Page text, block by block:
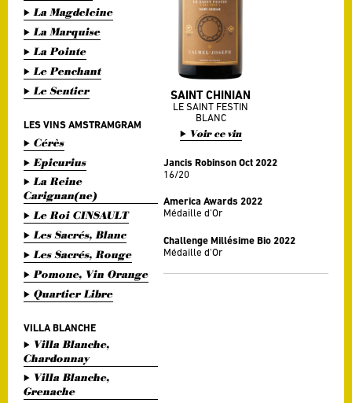
La Magdeleine
La Marquise
La Pointe
Le Penchant
Le Sentier
LES VINS AMSTRAMGRAM
Cérès
Epicurius
La Reine
Carignan(ne)
Le Roi CINSAULT
Les Sacrés, Blanc
Les Sacrés, Rouge
Pomone, Vin Orange
Quartier Libre
VILLA BLANCHE
Villa Blanche,
Chardonnay
Villa Blanche,
Grenache
SAINT CHINIAN
LE SAINT FESTIN
BLANC
Voir ce vin
Jancis Robinson Oct 2022
16/20
America Awards 2022
Médaille d'Or
Challenge Millésime Bio 2022
Médaille d'Or